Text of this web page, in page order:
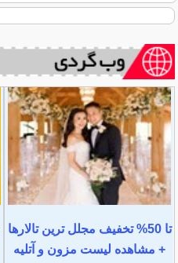
تا 50% تخفیف مجلل ترین تالارها
+ مشاهده لیست مزون و آتلیه